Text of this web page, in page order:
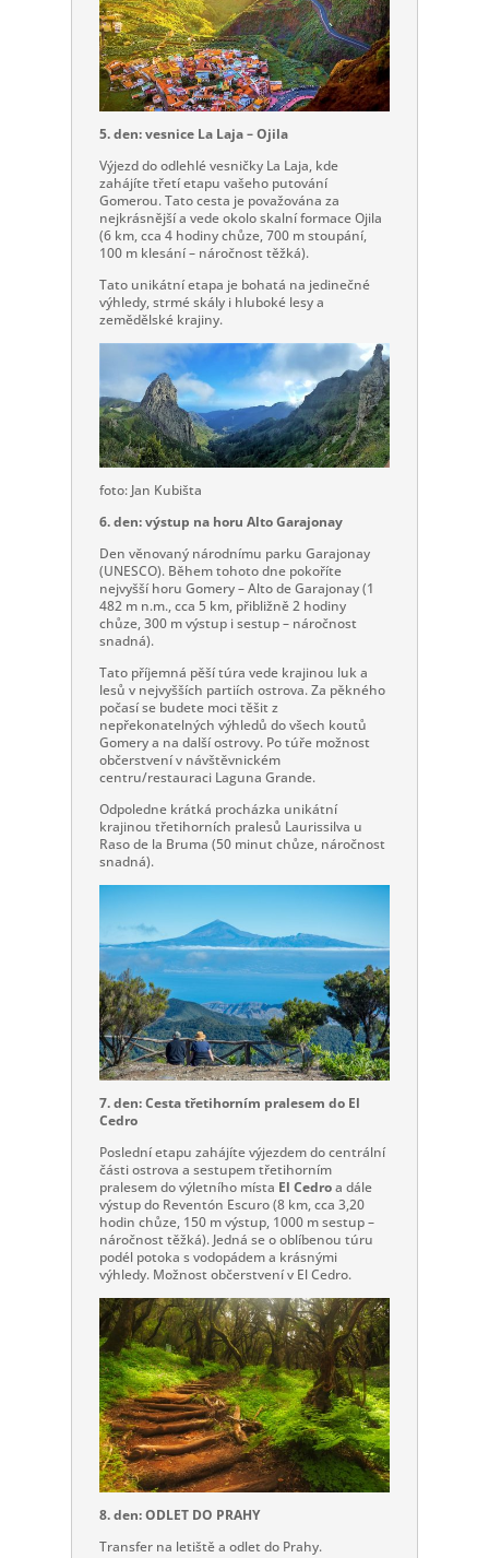
5. den: vesnice La Laja – Ojila
Výjezd do odlehlé vesničky La Laja, kde
zahájíte třetí etapu vašeho putování
Gomerou. Tato cesta je považována za
nejkrásnější a vede okolo skalní formace Ojila
(6 km, cca 4 hodiny chůze, 700 m stoupání,
100 m klesání – náročnost těžká).
Tato unikátní etapa je bohatá na jedinečné
výhledy, strmé skály i hluboké lesy a
zemědělské krajiny.
foto: Jan Kubišta
6. den: výstup na horu Alto Garajonay
Den věnovaný národnímu parku Garajonay
(UNESCO). Během tohoto dne pokoříte
nejvyšší horu Gomery – Alto de Garajonay (1
482 m n.m., cca 5 km, přibližně 2 hodiny
chůze, 300 m výstup i sestup – náročnost
snadná).
Tato příjemná pěší túra vede krajinou luk a
lesů v nejvyšších partiích ostrova. Za pěkného
počasí se budete moci těšit z
nepřekonatelných výhledů do všech koutů
Gomery a na další ostrovy. Po túře možnost
občerstvení v návštěvnickém
centru/restauraci Laguna Grande.
Odpoledne krátká procházka unikátní
krajinou třetihorních pralesů Laurissilva u
Raso de la Bruma (50 minut chůze, náročnost
snadná).
7. den: Cesta třetihorním pralesem do El
Cedro
Poslední etapu zahájíte výjezdem do centrální
části ostrova a sestupem třetihorním
pralesem do výletního místa El Cedroa dále
výstup do Reventón Escuro (8 km, cca 3,20
hodin chůze, 150 m výstup, 1000 m sestup –
náročnost těžká). Jedná se o oblíbenou túru
podél potoka s vodopádem a krásnými
výhledy. Možnost občerstvení v El Cedro.
8. den: ODLET DO PRAHY
Transfer na letiště a odlet do Prahy.